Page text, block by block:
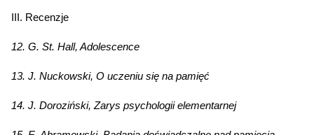
III. Recenzje
12. G. St. Hall, Adolescence
13. J. Nuckowski, O uczeniu się na pamięć
14. J. Doroziński, Zarys psychologii elementarnej